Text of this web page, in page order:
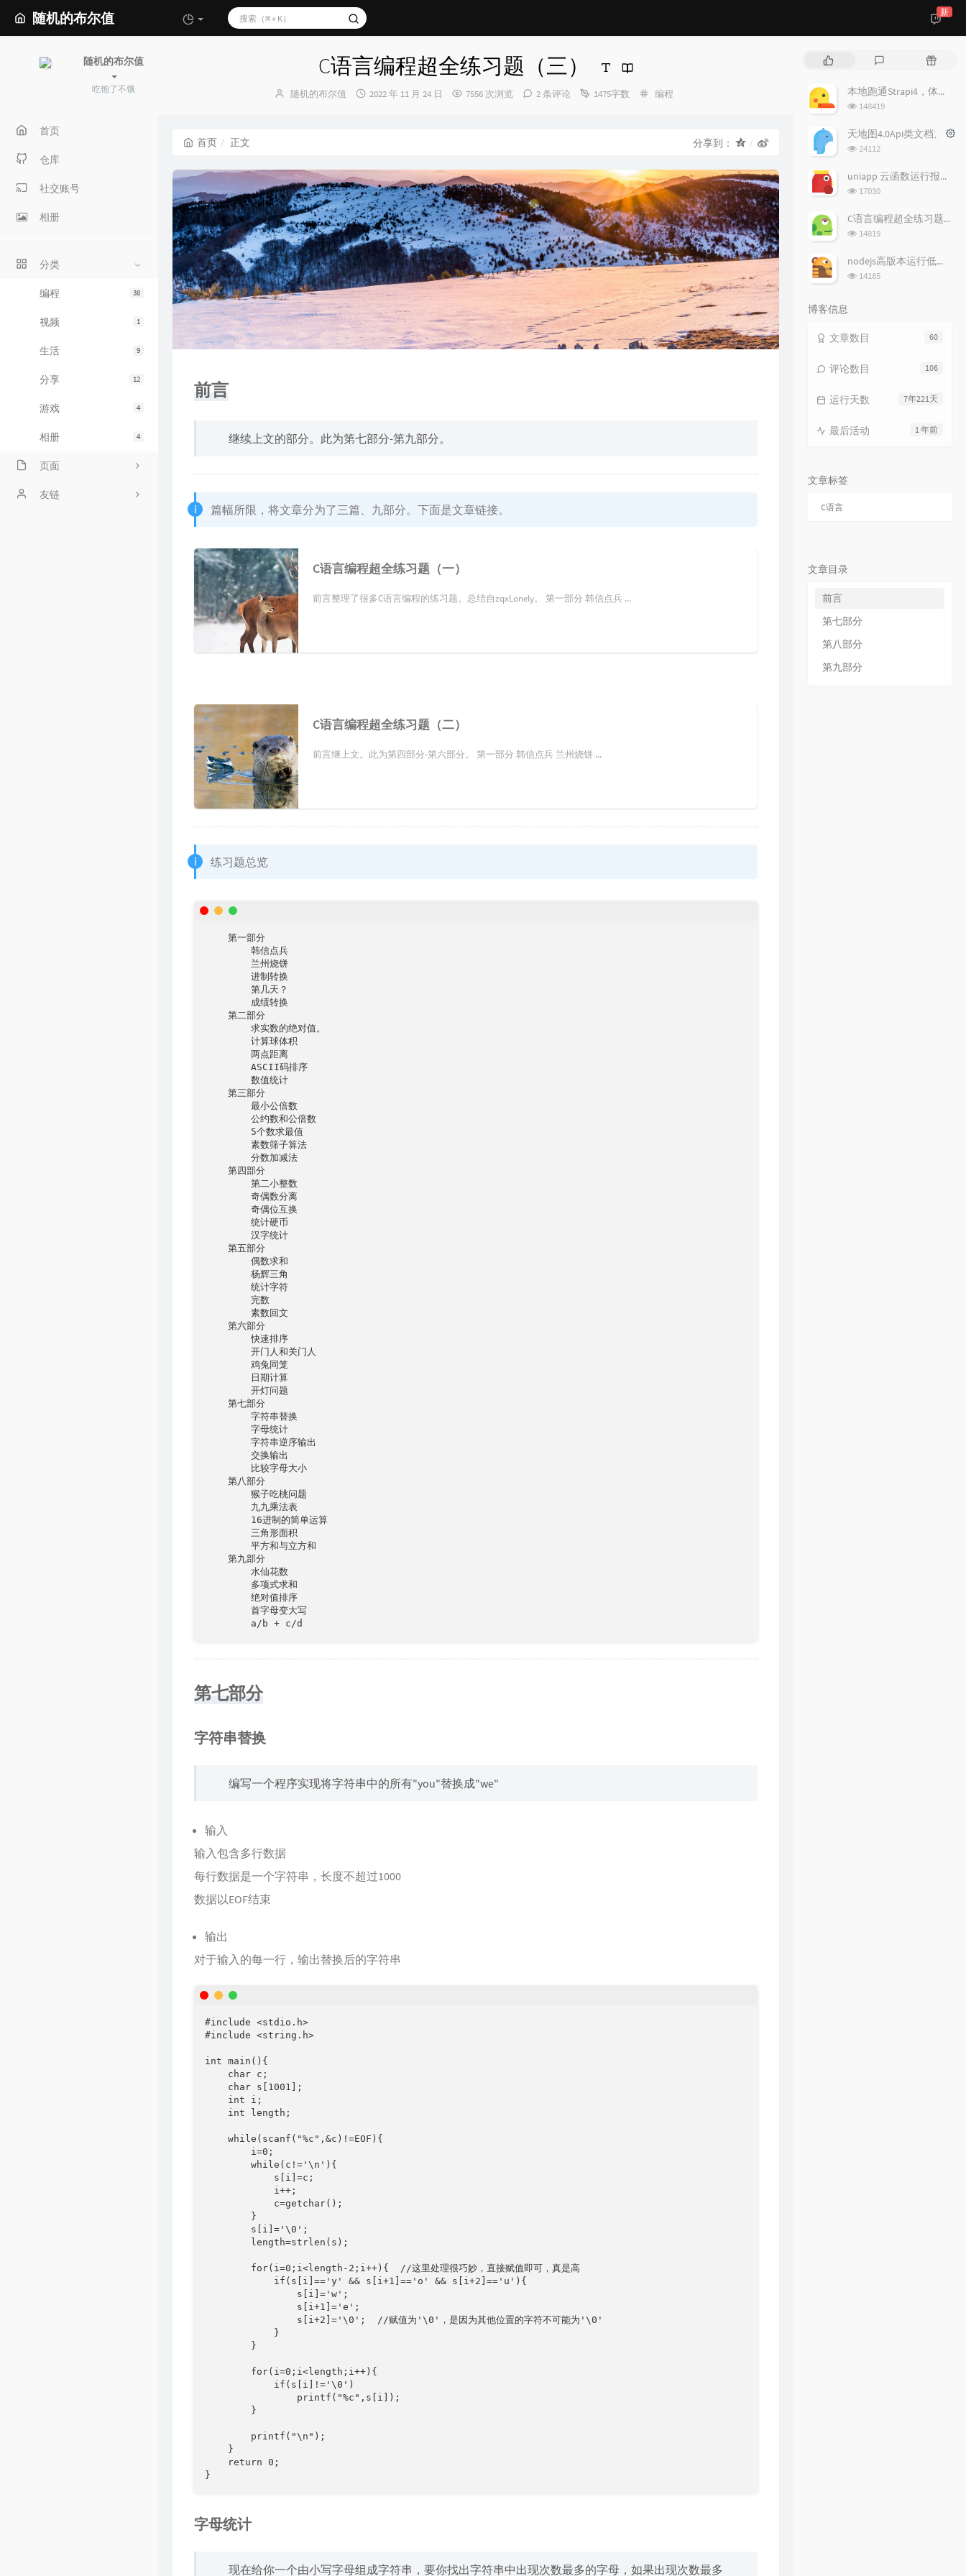
随机的布尔值 新
随机的布尔值
吃饱了不饿
首页
仓库
社交账号
相册
分类
38
编程
1
视频
9
生活
12
分享
4
游戏
4
相册
页面
留言板
友链
C语言编程超全练习题（三）
博
随机的布尔值
发
2022 年 11 月 24 日 7556 次浏览 2 条评论 1475字数
分
编程
首页 正文 分享到：
前言
继续上文的部分。此为第七部分-第九部分。
篇幅所限，将文章分为了三篇、九部分。下面是文章链接。
C语言编程超全练习题（一）
前言整理了很多C语言编程的练习题。总结自zqxLonely。 第一部分 韩信点兵 ...
C语言编程超全练习题（二）
前言继上文。此为第四部分-第六部分。 第一部分 韩信点兵 兰州烧饼 ...
练习题总览
    第一部分
        韩信点兵
        兰州烧饼
        进制转换
        第几天？
        成绩转换
    第二部分
        求实数的绝对值。
        计算球体积
        两点距离
        ASCII码排序
        数值统计
    第三部分
        最小公倍数
        公约数和公倍数
        5个数求最值
        素数筛子算法
        分数加减法
    第四部分
        第二小整数
        奇偶数分离
        奇偶位互换
        统计硬币
        汉字统计
    第五部分
        偶数求和
        杨辉三角
        统计字符
        完数
        素数回文
    第六部分
        快速排序
        开门人和关门人
        鸡兔同笼
        日期计算
        开灯问题
    第七部分
        字符串替换
        字母统计
        字符串逆序输出
        交换输出
        比较字母大小
    第八部分
        猴子吃桃问题
        九九乘法表
        16进制的简单运算
        三角形面积
        平方和与立方和
    第九部分
        水仙花数
        多项式求和
        绝对值排序
        首字母变大写
        a/b + c/d
第七部分
字符串替换
编写一个程序实现将字符串中的所有"you"替换成"we"
输入
输入包含多行数据
每行数据是一个字符串，长度不超过1000
数据以EOF结束
输出
对于输入的每一行，输出替换后的字符串
#include <stdio.h>
#include <string.h>
int main(){
    char c;
    char s[1001];
    int i;
    int length;
    while(scanf("%c",&c)!=EOF){
        i=0;
        while(c!='\n'){
            s[i]=c;
            i++;
            c=getchar();
        }
        s[i]='\0';
        length=strlen(s);
        for(i=0;i<length-2;i++){  //这里处理很巧妙，直接赋值即可，真是高
            if(s[i]=='y' && s[i+1]=='o' && s[i+2]=='u'){
                s[i]='w';
                s[i+1]='e';
                s[i+2]='\0';  //赋值为'\0'，是因为其他位置的字符不可能为'\0'
            }
        }
        for(i=0;i<length;i++){
            if(s[i]!='\0')
                printf("%c",s[i]);
        }
        printf("\n");
    }
    return 0;
}
字母统计
现在给你一个由小写字母组成字符串，要你找出字符串中出现次数最多的字母，如果出现次数最多
章
评
随
文本地跑通Strapi4，体验无头CMS（open-source headless CMS）
浏
次
数:
148419
天地图4.0Api类文档太难检索，于是简单弄个全文搜索
浏
次
数:
24112
uniapp 云函数运行报错 Error: self-signed certificate in certificate chain
浏
次
数:
17030
C语言编程超全练习题（一）
浏
次
数:
14819
nodejs高版本运行低版本项目报错解决办法
浏
14185
博客信息
60
文章数目
106
评论数目
7年221天
运行天数
1 年前
最后活动
文章标签
C语言
文章目录
前言
第七部分
第八部分
第九部分